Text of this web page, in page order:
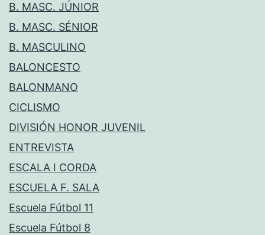
B. MASC. JÚNIOR
B. MASC. SÉNIOR
B. MASCULINO
BALONCESTO
BALONMANO
CICLISMO
DIVISIÓN HONOR JUVENIL
ENTREVISTA
ESCALA I CORDA
ESCUELA F. SALA
Escuela Fútbol 11
Escuela Fútbol 8